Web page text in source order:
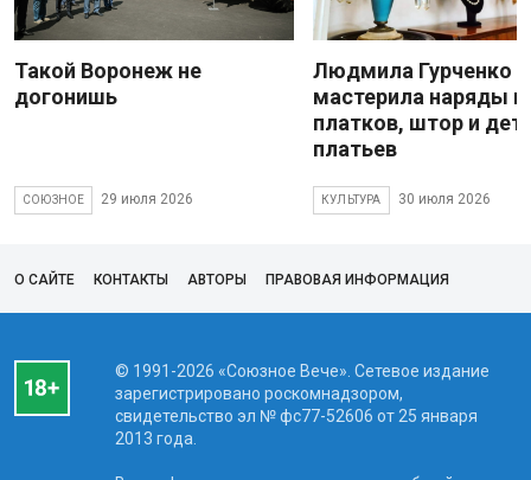
Такой Воронеж не
догонишь
СОЮЗНОЕ 29 июля 2026
Людмила Гурченко
мастерила наряды
платков, штор и
платьев
КУЛЬТУРА 30 июля 2026
О САЙТЕ КОНТАКТЫ АВТОРЫ ПРАВОВАЯ ИНФОРМАЦИЯ
© 1991-2026 «Союзное Вече». Сетевое издание
зарегистрировано роскомнадзором,
свидетельство эл № фc77-52606 от 25 января
2013 года.